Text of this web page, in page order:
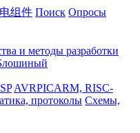
组件 Поиск Опросы
и методы разработки
AVRPICARM, RISC-
протоколы Схемы,